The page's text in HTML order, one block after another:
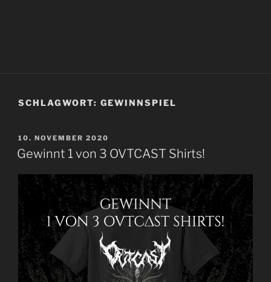
SCHLAGWORT: GEWINNSPIEL
VERÖFFENTLICHT
AM
10. NOVEMBER 2020
Gewinnt 1 von 3 OVTCAST Shirts!